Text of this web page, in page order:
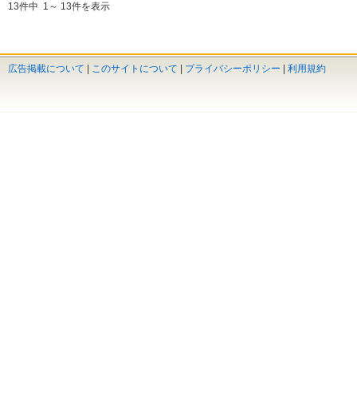
13件中 1～ 13件を表示
広告掲載について このサイトについて プライバシーポリシー 利用規約